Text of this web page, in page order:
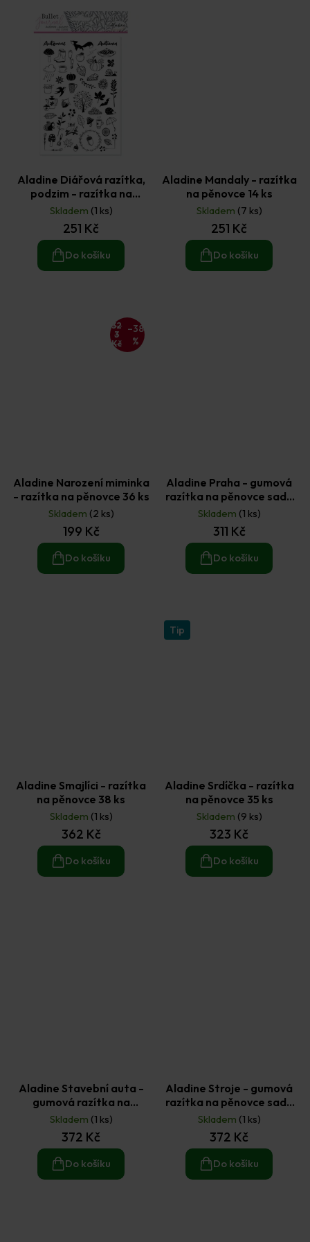
Aladine Diářová razítka,
podzim - razítka na
pěnovce 50 ks
Skladem (1 ks)
251 Kč
Do košíku
Aladine Mandaly - razítka
na pěnovce 14 ks
Skladem (7 ks)
251 Kč
Do košíku
32
3
Kč
–38
%
Aladine Narození miminka
- razítka na pěnovce 36 ks
Skladem (2 ks)
199 Kč
Do košíku
Aladine Praha - gumová
razítka na pěnovce sada
12 ks a razítkovací
polštářky 3 ks
Skladem (1 ks)
311 Kč
Do košíku
Aladine Smajlíci - razítka
na pěnovce 38 ks
Skladem (1 ks)
362 Kč
Do košíku
Tip
Aladine Srdíčka - razítka
na pěnovce 35 ks
Skladem (9 ks)
323 Kč
Do košíku
Aladine Stavební auta -
gumová razítka na
pěnovce sada 10 ks a
razítkovací polštářek 1 ks
Skladem (1 ks)
372 Kč
Do košíku
Aladine Stroje - gumová
razítka na pěnovce sada
10 ks a razítkovací
polštářek 1 ks
Skladem (1 ks)
372 Kč
Do košíku